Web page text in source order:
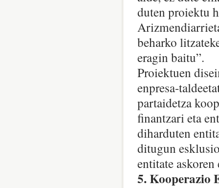
duten proiektu
beharko
eragin baitu”.
Proiektuen
enpresa-
partaidetza
finantzari eta
diharduten
ditugun
entitate
5. Kooperazio